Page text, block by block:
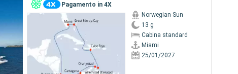
Pagamento in 4X
Norwegian Sun
13 g
Cabina standard
Miami
25/01/2027